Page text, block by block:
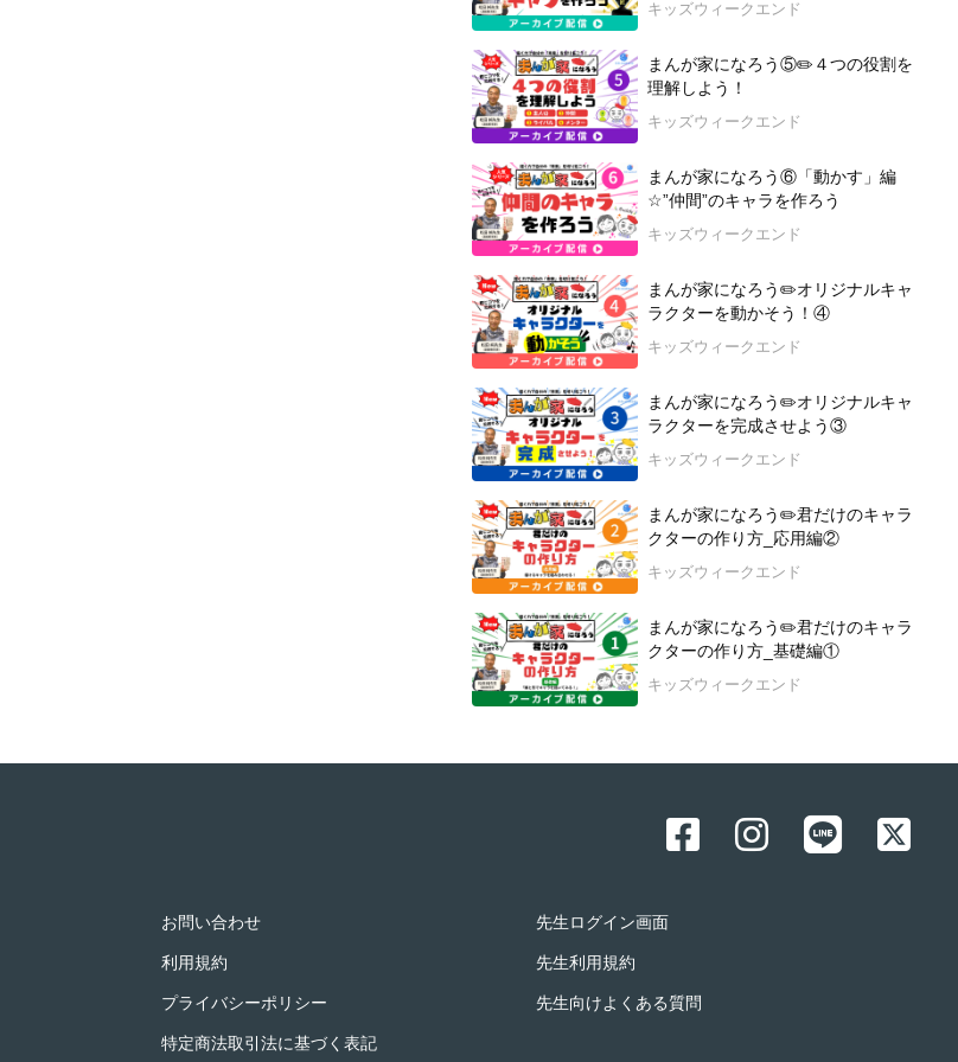
キッズウィークエンド
まんが家になろう⑤✏️４つの役割を
理解しよう！
キッズウィークエンド
まんが家になろう⑥「動かす」編
☆”仲間”のキャラを作ろう
キッズウィークエンド
まんが家になろう✏️オリジナルキャ
ラクターを動かそう！④
キッズウィークエンド
まんが家になろう✏️オリジナルキャ
ラクターを完成させよう③
キッズウィークエンド
まんが家になろう✏️君だけのキャラ
クターの作り方_応用編②
キッズウィークエンド
まんが家になろう✏️君だけのキャラ
クターの作り方_基礎編①
キッズウィークエンド
お問い合わせ
利用規約
プライバシーポリシー
特定商法取引法に基づく表記
先生ログイン画面
先生利用規約
先生向けよくある質問